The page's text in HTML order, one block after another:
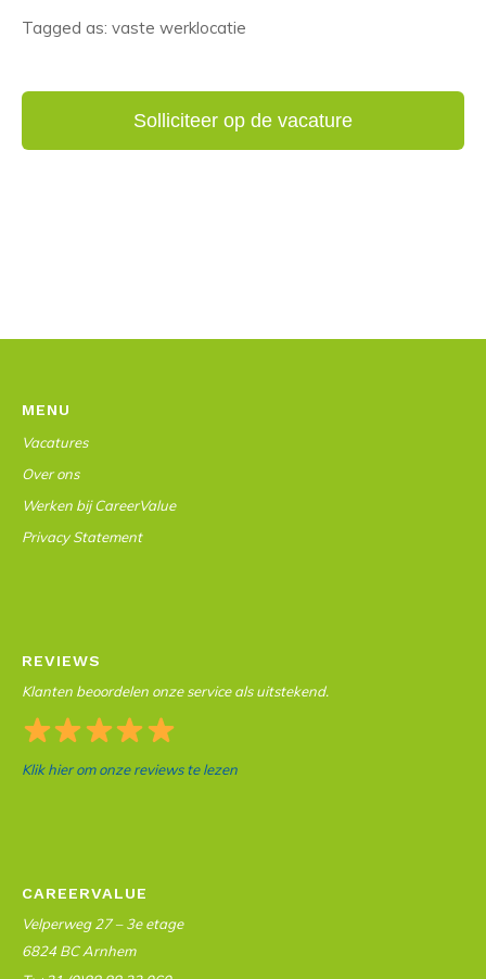
Tagged as: vaste werklocatie
MENU
Vacatures
Over ons
Werken bij CareerValue
Privacy Statement
REVIEWS
Klanten beoordelen onze service als uitstekend.
Klik hier om onze reviews te lezen
CAREERVALUE
Velperweg 27 – 3e etage
6824 BC Arnhem